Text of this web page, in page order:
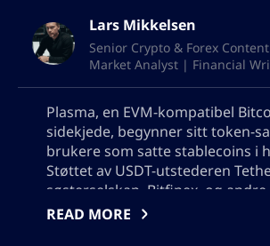
Lars Mikkelsen
Senior Crypto & Forex
Market Analyst | Financial
Plasma, en EVM-kompatibel
sidekjede, begynner sitt token-
brukere som satte stablecoins i
Støttet av USDT-utstederen
søsterselskap, Bitfinex, og
firmaer, selger kjeden 10% av XPL-
READ MORE